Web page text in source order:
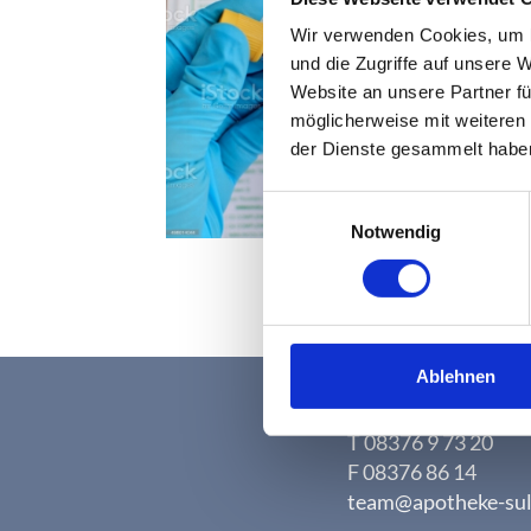
Wir verwenden Cookies,
und die Zugriffe auf unsere
Website an unsere Partner
möglicherweise mit
der Dienste gesammelt
Einwilligungsauswahl
Notwendig
Ablehnen
Schloß-Apotheke
Bahnhofstraße 2,
T 08376 9 73 20
F 08376 86 14
team@apotheke-